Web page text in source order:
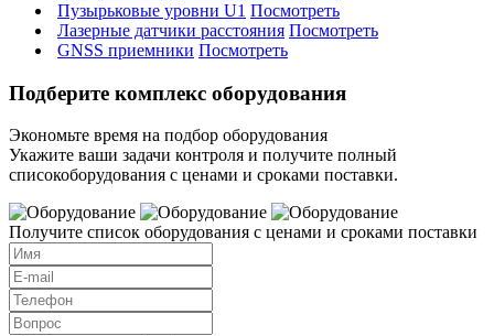
Пузырьковые уровни U1 Посмотреть
Лазерные датчики расстояния Посмотреть
GNSS приемники Посмотреть
Подберите комплекс оборудования
Экономьте время на подбор оборудования
Укажите ваши задачи контроля и получите полный
списокоборудования с ценами и сроками поставки.
Получите список оборудования с ценами и сроками поставки